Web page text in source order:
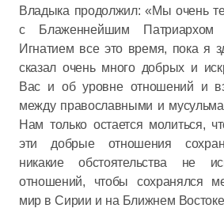
Владыка продолжил: «Мы очень
с Блаженнейшим Патриархом
Игнатием все это время, пока я
сказал очень много добрых и
Вас и об уровне отношений и
между православными и
Нам только остается молиться,
эти добрые отношения
никакие обстоятельства не
отношений, чтобы сохранялся
мир в Сирии и на Ближнем